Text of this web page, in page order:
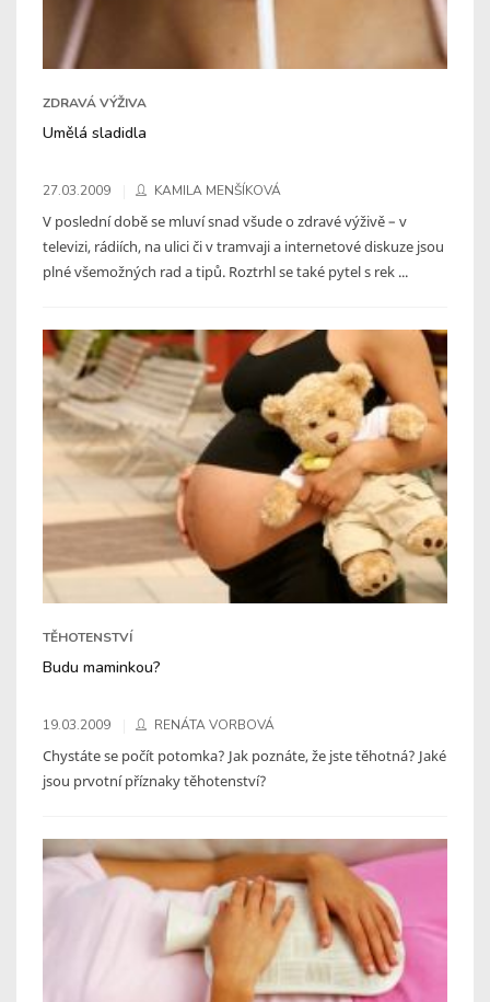
ZDRAVÁ VÝŽIVA
Umělá sladidla
27.03.2009 KAMILA MENŠÍKOVÁ
V poslední době se mluví snad všude o zdravé výživě – v
televizi, rádiích, na ulici či v tramvaji a internetové diskuze jsou
plné všemožných rad a tipů. Roztrhl se také pytel s rek ...
TĚHOTENSTVÍ
Budu maminkou?
19.03.2009 RENÁTA VORBOVÁ
Chystáte se počít potomka? Jak poznáte, že jste těhotná? Jaké
jsou prvotní příznaky těhotenství?